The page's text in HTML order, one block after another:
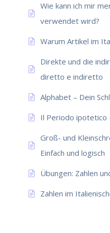
Wie kann ich mir
verwendet wird?
Warum Artikel im
Direkte und die
diretto e indiretto
Alphabet – Dein
Il Periodo ipotetico
Groß- und
Einfach und logisch
Übungen: Zahlen
Zahlen im